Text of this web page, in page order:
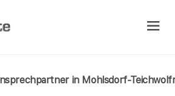
in Mohlsdorf-